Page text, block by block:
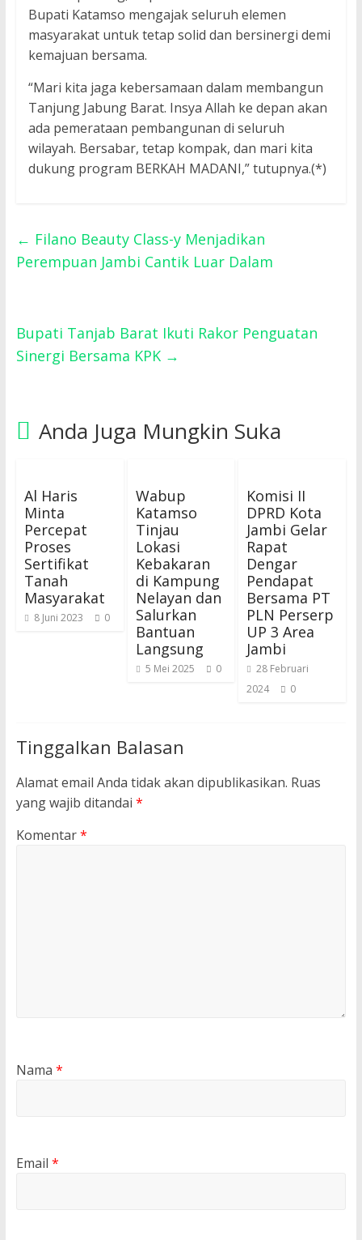
Bupati Katamso mengajak seluruh elemen
masyarakat untuk tetap solid dan bersinergi demi
kemajuan bersama.
“Mari kita jaga kebersamaan dalam membangun
Tanjung Jabung Barat. Insya Allah ke depan akan
ada pemerataan pembangunan di seluruh
wilayah. Bersabar, tetap kompak, dan mari kita
dukung program BERKAH MADANI,” tutupnya.(*)
← Filano Beauty Class-y Menjadikan
Perempuan Jambi Cantik Luar Dalam
Bupati Tanjab Barat Ikuti Rakor Penguatan
Sinergi Bersama KPK →
Anda Juga Mungkin Suka
Al Haris
Minta
Percepat
Proses
Sertifikat
Tanah
Masyarakat
8 Juni 2023 0
Wabup
Katamso
Tinjau
Lokasi
Kebakaran
di Kampung
Nelayan dan
Salurkan
Bantuan
Langsung
5 Mei 2025 0
Komisi II
DPRD Kota
Jambi Gelar
Rapat
Dengar
Pendapat
Bersama PT
PLN Perserp
UP 3 Area
Jambi
28 Februari
2024
0
Tinggalkan Balasan
Alamat email Anda tidak akan dipublikasikan. Ruas
yang wajib ditandai *
Komentar*
Nama *
Email *